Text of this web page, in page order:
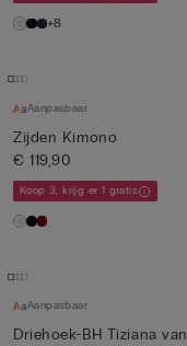
+8
Aanpasbaar
Zijden Kimono
€ 119,90
Koop 3, krijg er 1 gratis
Aanpasbaar
Driehoek-BH Tiziana van